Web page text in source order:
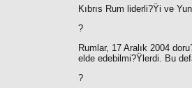
Kıbrıs Rum liderli?Ÿi ve
?
Rumlar, 17 Aralık 2004
elde edebilmi?Ÿlerdi. Bu
?